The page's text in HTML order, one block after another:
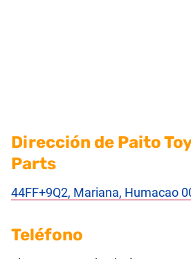
Dirección de Paito
Parts
44FF+9Q2, Mariana, Humacao
Teléfono